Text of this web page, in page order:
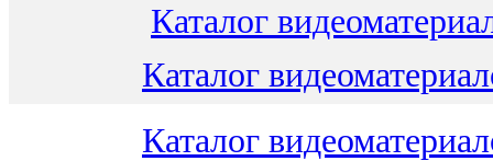
Каталог
Каталог
Каталог